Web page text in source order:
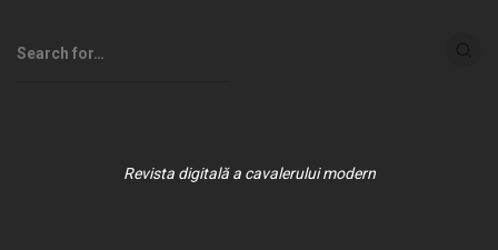
Revista digitală a cavalerului modern